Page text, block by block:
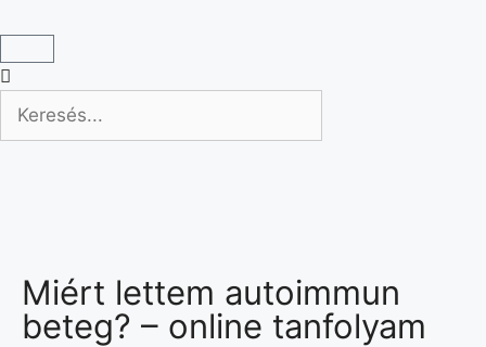
Miért lettem autoimmun
beteg? – online tanfolyam